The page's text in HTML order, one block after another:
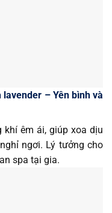
– Yên bình và
khí êm ái, giúp xoa dịu
ngơi. Lý tưởng cho
spa tại gia.